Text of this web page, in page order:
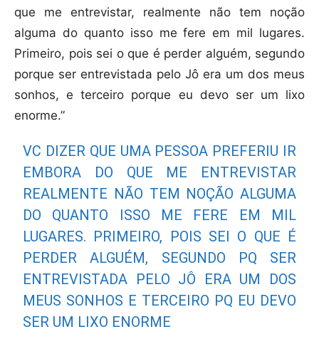
que me entrevistar, realmente não tem noção
alguma do quanto isso me fere em mil lugares.
Primeiro, pois sei o que é perder alguém, segundo
porque ser entrevistada pelo Jô era um dos meus
sonhos, e terceiro porque eu devo ser um lixo
enorme.”
VC DIZER QUE UMA PESSOA PREFERIU IR
EMBORA DO QUE ME ENTREVISTAR
REALMENTE NÃO TEM NOÇÃO ALGUMA
DO QUANTO ISSO ME FERE EM MIL
LUGARES. PRIMEIRO, POIS SEI O QUE É
PERDER ALGUÉM, SEGUNDO PQ SER
ENTREVISTADA PELO JÔ ERA UM DOS
MEUS SONHOS E TERCEIRO PQ EU DEVO
SER UM LIXO ENORME